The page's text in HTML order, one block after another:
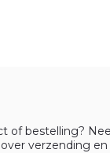
of bestelling?
verzending en